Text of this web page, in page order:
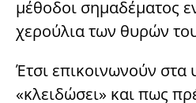
μέθοδοι σημαδέματος
χερούλια των θυρών
Έτσι επικοινωνούν στα
«κλειδώσει» και πως